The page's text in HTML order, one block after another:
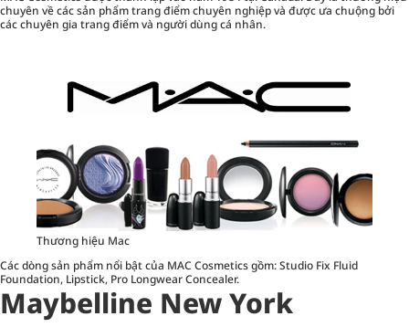
chuyên về các sản phẩm trang điểm chuyên nghiệp và được ưa chuộng bởi
các chuyên gia trang điểm và người dùng cá nhân.
Thương hiệu Mac
Các dòng sản phẩm nổi bật của MAC Cosmetics gồm: Studio Fix Fluid
Foundation, Lipstick, Pro Longwear Concealer.
Maybelline New York